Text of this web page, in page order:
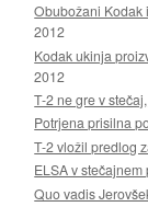
Obubožani Kodak
2012
Kodak ukinja
2012
T-2 ne gre v
Potrjena prisilna
T-2 vložil predlog
ELSA v stečajnem
Quo vadis